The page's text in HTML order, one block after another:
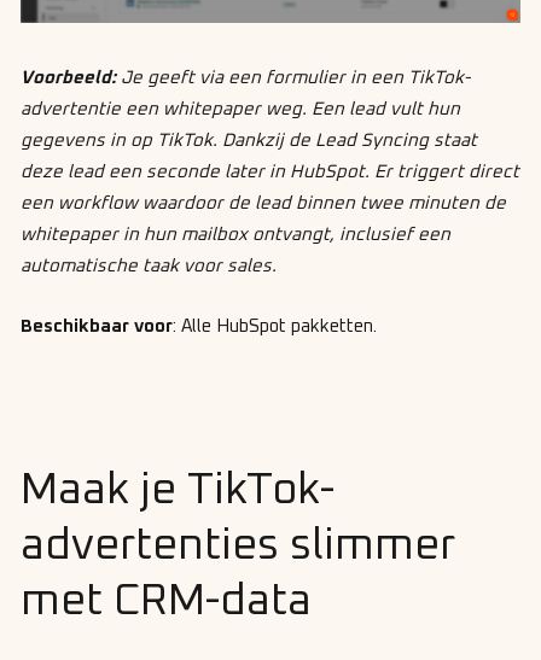
Voorbeeld: Je geeft via een formulier in een TikTok-
advertentie een whitepaper weg. Een lead vult hun
gegevens in op TikTok. Dankzij de Lead Syncing staat
deze lead een seconde later in HubSpot. Er triggert direct
een workflow waardoor de lead binnen twee minuten de
whitepaper in hun mailbox ontvangt, inclusief een
automatische taak voor sales.
Beschikbaar voor: Alle HubSpot pakketten.
Maak je TikTok-
advertenties slimmer
met CRM-data